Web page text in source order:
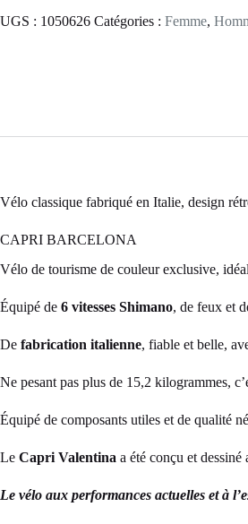
UGS : 1050626 Catégories : Femme,
Vélo classique fabriqué en Italie, design
CAPRI BARCELONA
Vélo de tourisme de couleur exclusive,
Équipé de 6 vitesses Shimano, de feux et
De fabrication italienne, fiable et belle,
Ne pesant pas plus de 15,2 kilogrammes,
Équipé de composants utiles et de qualité
Le Capri Valentina a été conçu et
Le vélo aux performances actuelles et à